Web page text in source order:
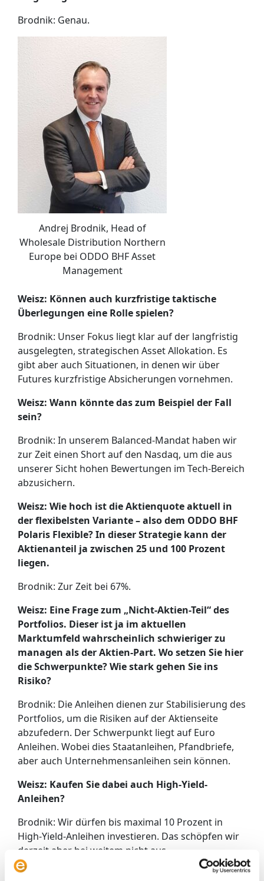
Brodnik: Genau.
Andrej Brodnik, Head of
Wholesale Distribution Northern
Europe bei ODDO BHF Asset
Management
Weisz: Können auch kurzfristige taktische
Überlegungen eine Rolle spielen?
Brodnik: Unser Fokus liegt klar auf der langfristig
ausgelegten, strategischen Asset Allokation. Es
gibt aber auch Situationen, in denen wir über
Futures kurzfristige Absicherungen vornehmen.
Weisz: Wann könnte das zum Beispiel der Fall
sein?
Brodnik: In unserem Balanced-Mandat haben wir
zur Zeit einen Short auf den Nasdaq, um die aus
unserer Sicht hohen Bewertungen im Tech-Bereich
abzusichern.
Weisz: Wie hoch ist die Aktienquote aktuell in
der flexibelsten Variante – also dem ODDO BHF
Polaris Flexible? In dieser Strategie kann der
Aktienanteil ja zwischen 25 und 100 Prozent
liegen.
Brodnik: Zur Zeit bei 67%.
Weisz: Eine Frage zum „Nicht-Aktien-Teil“ des
Portfolios. Dieser ist ja im aktuellen
Marktumfeld wahrscheinlich schwieriger zu
managen als der Aktien-Part. Wo setzen Sie hier
die Schwerpunkte? Wie stark gehen Sie ins
Risiko?
Brodnik: Die Anleihen dienen zur Stabilisierung des
Portfolios, um die Risiken auf der Aktienseite
abzufedern. Der Schwerpunkt liegt auf Euro
Anleihen. Wobei dies Staatanleihen, Pfandbriefe,
aber auch Unternehmensanleihen sein können.
Weisz: Kaufen Sie dabei auch High-Yield-
Anleihen?
Brodnik: Wir dürfen bis maximal 10 Prozent in
High-Yield-Anleihen investieren. Das schöpfen wir
derzeit aber bei weitem nicht aus.
Weisz: Solche Strategien bottom-up zu